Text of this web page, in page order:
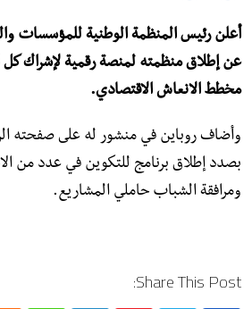
أعلن رئيس المنظمة الوطنية للمؤسسات
عن إطلاق منظمته لمنصة رقمية لإشراك كل
مخطط الانعاش الاقتصادي.
وأضاف روباين في منشور له على صفحته
بصدد إطلاق برنامج للتكوين في عدد من
ومرافقة الشباب حاملي المشاريع.
Share This Post: